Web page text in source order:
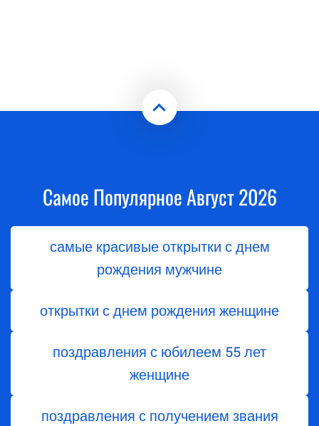
Самое Популярное Август 2026
самые красивые открытки с днем
рождения мужчине
открытки с днем рождения женщине
поздравления с юбилеем 55 лет
женщине
поздравления с получением звания